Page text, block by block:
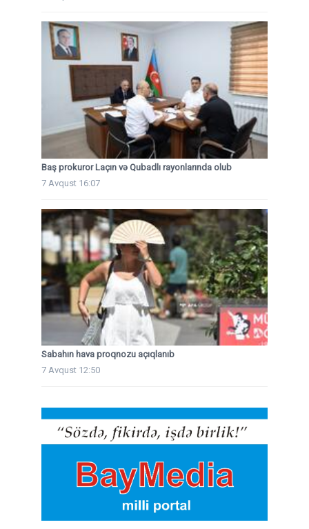
Baş prokuror Laçın və Qubadlı rayonlarında olub
7 Avqust 16:07
Sabahın hava proqnozu açıqlanıb
7 Avqust 12:50